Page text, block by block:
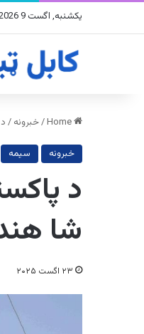
یکشنبه, اگست 9 2026
/خبرونه /
خبرونه سیمه
د
شا
۲۳ اگست ۲۰۲۵